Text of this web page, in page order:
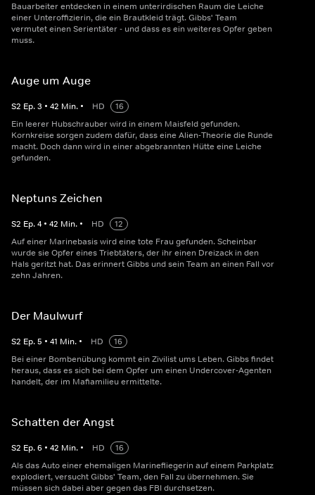
Bauarbeiter entdecken in einem unterirdischen Raum die Leiche
einer Unteroffizierin, die ein Brautkleid trägt. Gibbs' Team
vermutet einen Serientäter - und dass es ein weiteres Opfer geben
muss.
Auge um Auge
S2 Ep.3 • 42 Min. • HD
16
Ein leerer Hubschrauber wird in einem Maisfeld gefunden.
Kornkreise sorgen zudem dafür, dass eine Alien-Theorie die Runde
macht. Doch dann wird in einer abgebrannten Hütte eine Leiche
gefunden.
Neptuns Zeichen
S2 Ep.4 • 42 Min. • HD
12
Auf einer Marinebasis wird eine tote Frau gefunden. Scheinbar
wurde sie Opfer eines Triebtäters, der ihr einen Dreizack in den
Hals geritzt hat. Das erinnert Gibbs und sein Team an einen Fall vor
zehn Jahren.
Der Maulwurf
S2 Ep.5 • 41 Min. • HD
16
Bei einer Bombenübung kommt ein Zivilist ums Leben. Gibbs findet
heraus, dass es sich bei dem Opfer um einen Undercover-Agenten
handelt, der im Mafiamilieu ermittelte.
Schatten der Angst
S2 Ep.6 • 42 Min. • HD
16
Als das Auto einer ehemaligen Marinefliegerin auf einem Parkplatz
explodiert, versucht Gibbs' Team, den Fall zu übernehmen. Sie
müssen sich dabei aber gegen das FBI durchsetzen.